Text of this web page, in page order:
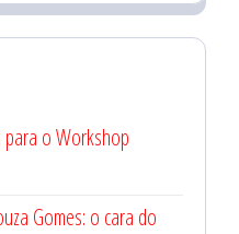
para o Workshop
Gomes: o cara do